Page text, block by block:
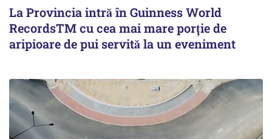
La Provincia intră în Guinness World
RecordsTM cu cea mai mare porție de
aripioare de pui servită la un eveniment